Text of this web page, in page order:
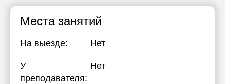
Места занятий
На выезде: Нет
У
преподавателя:
Нет